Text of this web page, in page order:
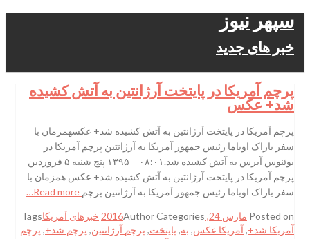
سپهر نیوز
خبر های جدید
پرچم آمریکا در پایتخت آرژانتین به آتش کشیده
شد+ عکس
پرچم آمریکا در پایتخت آرژانتین به آتش کشیده شد+ عکسهمزمان با
سفر باراک اوباما رئیس جمهور آمریکا به آرژانتین پرچم آمریکا در
بوئنوس آیرس به آتش کشیده شد.۰۸:۰۱ – ۱۳۹۵ پنج شنبه ۵ فروردین
پرچم آمریکا در پایتخت آرژانتین به آتش کشیده شد+ عکس همزمان با
سفر باراک اوباما رئیس جمهور آمریکا به آرژانتین پرچم
Posted on مارس 24, 2016 AuthorCategories خبرهای آمریکاTags
آمریکا شد+,آمریکا عکس, به, پایتخت, پرچم آرژانتین, پرچم شد+, پرچم